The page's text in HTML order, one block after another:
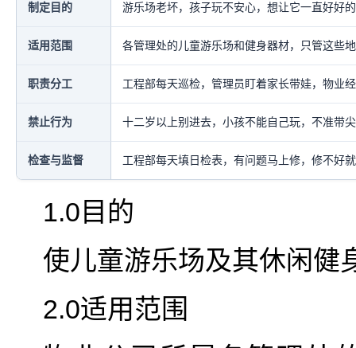
制定目的 游乐场老坏，孩子玩不安心，想让它一直好好
适用范围 各管理处的儿童游乐场和健身器材，只管这些
职责分工 工程部每天巡检，管理员盯着家长带娃，物业
禁止行为 十二岁以上别进去，小孩不能自己玩，不准带
检查与监督 工程部每天填日检表，有问题马上修，修不好
1.0目的
使儿童游乐场及其休闲健
2.0适用范围